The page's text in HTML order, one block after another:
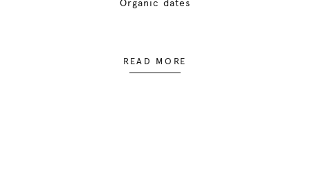
Organic dates
READ MORE